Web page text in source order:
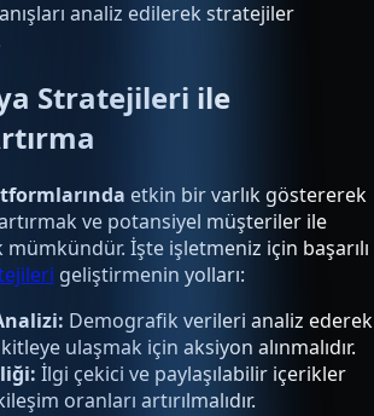
analiz edilerek stratejiler
Stratejileri ile
etkin bir varlık göstererek
ve potansiyel müşteriler ile
İşte işletmeniz için başarılı
geliştirmenin yolları:
Demografik verileri analiz ederek
ulaşmak için aksiyon alınmalıdır.
İlgi çekici ve paylaşılabilir içerikler
oranları artırılmalıdır.